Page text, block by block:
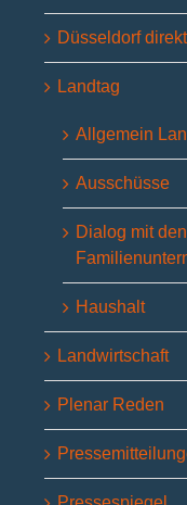
Düsseldorf direkt
Landtag
Allgemein
Ausschüsse
Dialog mit den
Haushalt
Landwirtschaft
Plenar Reden